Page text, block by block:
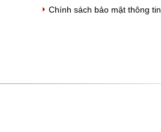
Chính sách bảo mật thông tin